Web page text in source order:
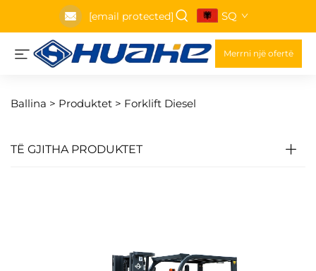
[email protected] SQ
Merrni një ofertë
Ballina > Produktet > Forklift Diesel
TË GJITHA PRODUKTET